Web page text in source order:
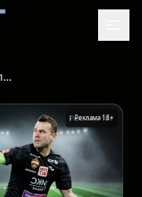
«Бавария» попрощалась сразу с тремя игроками: Горецка, Геррейру и Джексон покидают клуб
Реклама 18+